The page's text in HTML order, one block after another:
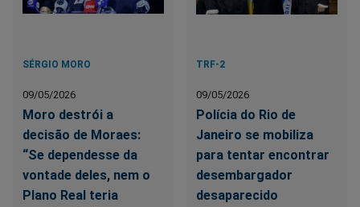
SÉRGIO MORO
09/05/2026
Moro destrói a
decisão de Moraes:
“Se dependesse da
vontade deles, nem o
Plano Real teria
TRF-2
09/05/2026
Polícia do Rio de
Janeiro se mobiliza
para tentar encontrar
desembargador
desaparecido